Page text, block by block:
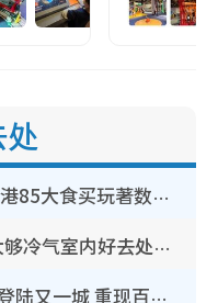
【8月生日优惠2026】全港85大食买玩著数攻略 自助餐/火锅放题同行免费＋诚品/DONKI送现金券
香港室内好去处︱逾35大够冷气室内好去处推荐 室内活动免费避雨无惧下雨